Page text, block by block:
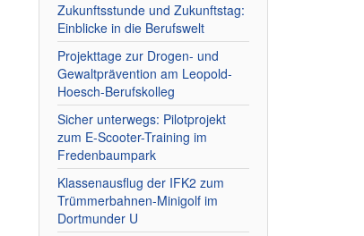
Zukunftsstunde und Zukunftstag:
Einblicke in die Berufswelt
Projekttage zur Drogen- und
Gewaltprävention am Leopold-
Hoesch-Berufskolleg
Sicher unterwegs: Pilotprojekt
zum E-Scooter-Training im
Fredenbaumpark
Klassenausflug der IFK2 zum
Trümmerbahnen-Minigolf im
Dortmunder U